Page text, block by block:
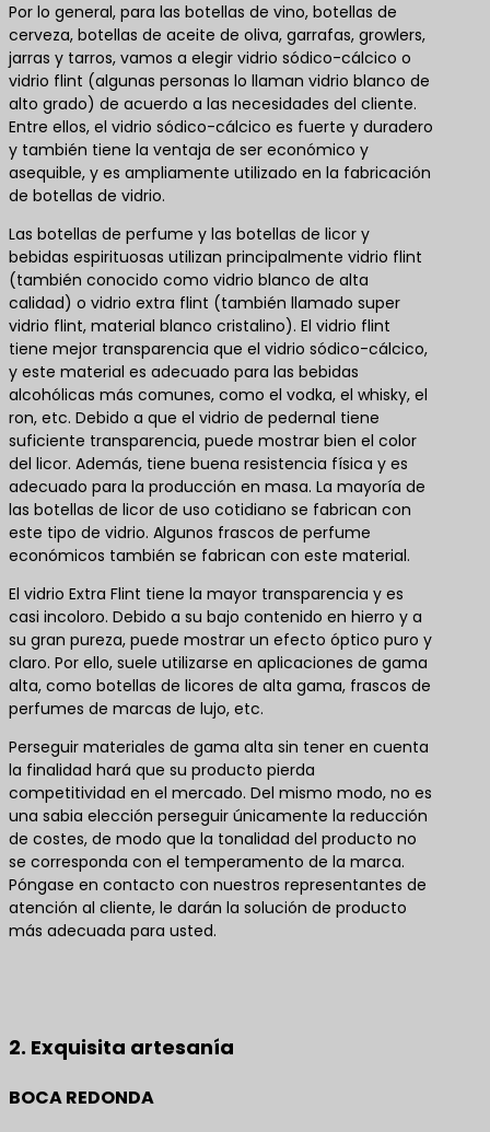
Por lo general, para las botellas de vino, botellas de
cerveza, botellas de aceite de oliva, garrafas, growlers,
jarras y tarros, vamos a elegir vidrio sódico-cálcico o
vidrio flint (algunas personas lo llaman vidrio blanco de
alto grado) de acuerdo a las necesidades del cliente.
Entre ellos, el vidrio sódico-cálcico es fuerte y duradero
y también tiene la ventaja de ser económico y
asequible, y es ampliamente utilizado en la fabricación
de botellas de vidrio.
Las botellas de perfume y las botellas de licor y
bebidas espirituosas utilizan principalmente vidrio flint
(también conocido como vidrio blanco de alta
calidad) o vidrio extra flint (también llamado super
vidrio flint, material blanco cristalino). El vidrio flint
tiene mejor transparencia que el vidrio sódico-cálcico,
y este material es adecuado para las bebidas
alcohólicas más comunes, como el vodka, el whisky, el
ron, etc. Debido a que el vidrio de pedernal tiene
suficiente transparencia, puede mostrar bien el color
del licor. Además, tiene buena resistencia física y es
adecuado para la producción en masa. La mayoría de
las botellas de licor de uso cotidiano se fabrican con
este tipo de vidrio. Algunos frascos de perfume
económicos también se fabrican con este material.
El vidrio Extra Flint tiene la mayor transparencia y es
casi incoloro. Debido a su bajo contenido en hierro y a
su gran pureza, puede mostrar un efecto óptico puro y
claro. Por ello, suele utilizarse en aplicaciones de gama
alta, como botellas de licores de alta gama, frascos de
perfumes de marcas de lujo, etc.
Perseguir materiales de gama alta sin tener en cuenta
la finalidad hará que su producto pierda
competitividad en el mercado. Del mismo modo, no es
una sabia elección perseguir únicamente la reducción
de costes, de modo que la tonalidad del producto no
se corresponda con el temperamento de la marca.
Póngase en contacto con nuestros representantes de
atención al cliente, le darán la solución de producto
más adecuada para usted.
2. Exquisita artesanía
BOCA REDONDA